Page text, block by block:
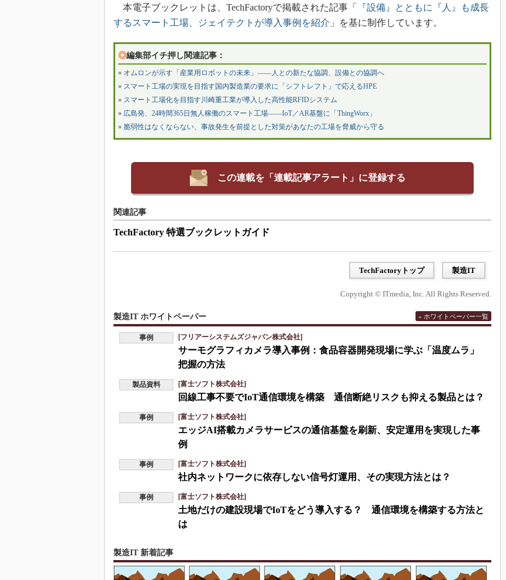
本電子ブックレットは、TechFactoryで掲載された記事「
『設備』とともに『人』も成長
するスマート工場、ジェイテクトが導入事例を紹介 」を基に制作しています。
◎編集部イチ押し関連記事：
» オムロンが示す「産業用ロボットの未来」――人との新たな協調、設備との協調へ
» スマート工場の実現を目指す国内製造業の要求に「シフトレフト」で応えるHPE
» スマート工場化を目指す川崎重工業が導入した高性能RFIDシステム
» 広島発、24時間365日無人稼働のスマート工場――IoT／AR基盤に「ThingWorx」
» 脆弱性はなくならない、事故発生を前提とした対策があなたの工場を脅威から守る
この連載を「連載記事アラート」に登録する
関連記事
TechFactory 特選ブックレットガイド
TechFactoryトップ 製造IT
Copyright © ITmedia, Inc. All Rights Reserved.
製造IT ホワイトペーパー » ホワイトペーパー一覧
事例 [フリアーシステムズジャパン株式会社]
サーモグラフィカメラ導入事例：食品容器開発現場に学ぶ「温度ムラ」
把握の方法
製品資料 [富士ソフト株式会社]
回線工事不要でIoT通信環境を構築 通信断絶リスクも抑える製品とは？
事例 [富士ソフト株式会社]
エッジAI搭載カメラサービスの通信基盤を刷新、安定運用を実現した事
例
事例 [富士ソフト株式会社]
社内ネットワークに依存しない信号灯運用、その実現方法とは？
事例 [富士ソフト株式会社]
土地だけの建設現場でIoTをどう導入する？ 通信環境を構築する方法と
は
製造IT 新着記事